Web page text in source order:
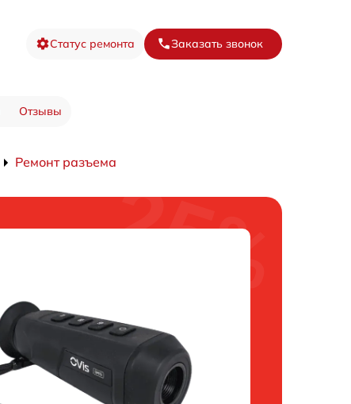
Статус ремонта Заказать звонок
Отзывы
Ремонт разъема